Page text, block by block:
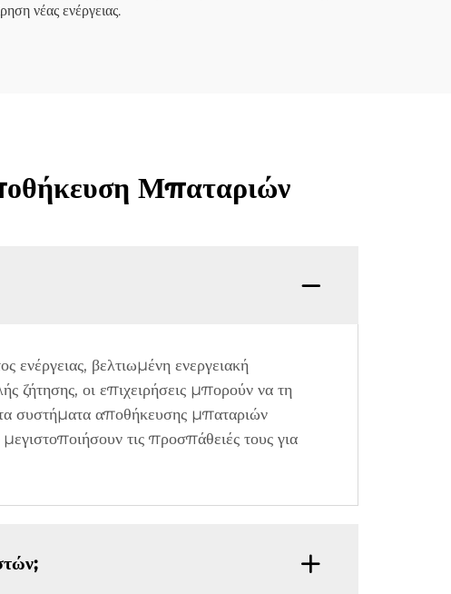
νέας ενέργειας.
Μπαταριών
βελτιωμένη ενεργειακή
ζήτησης, οι επιχειρήσεις μπορούν να τη
συστήματα αποθήκευσης μπαταριών
τις προσπάθειές τους για